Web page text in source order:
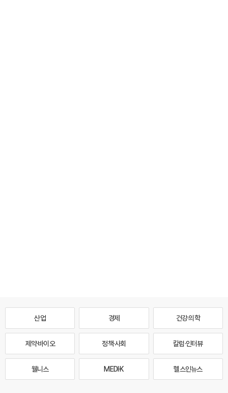
산업 경제 건강·의학
제약·바이오 정책·사회 칼럼·인터뷰
웰니스 MEDI·K 헬스인뉴스